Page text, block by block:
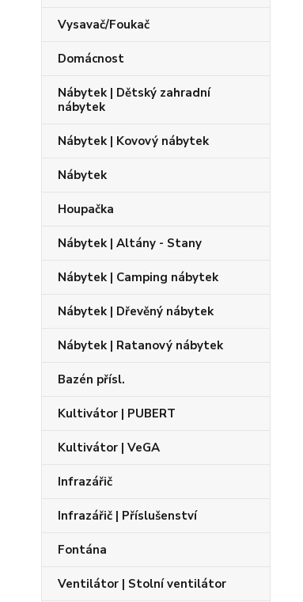
Vysavač/Foukač
Domácnost
Nábytek | Dětský zahradní
nábytek
Nábytek | Kovový nábytek
Nábytek
Houpačka
Nábytek | Altány - Stany
Nábytek | Camping nábytek
Nábytek | Dřevěný nábytek
Nábytek | Ratanový nábytek
Bazén přísl.
Kultivátor | PUBERT
Kultivátor | VeGA
Infrazářič
Infrazářič | Příslušenství
Fontána
Ventilátor | Stolní ventilátor